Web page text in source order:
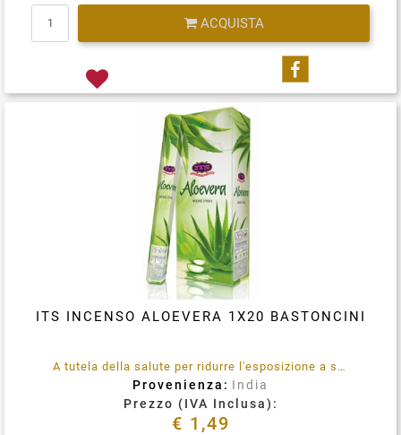
ACQUISTA
Condividi su
ITS INCENSO ALOEVERA 1X20 BASTONCINI
A tutela della salute per ridurre l'esposizione a sostanze emesse durante la combustione (quali benzene e toluene) utilizzare in locali opportunamente ventilati, in maniera assolutamente saltuaria.
Provenienza: India
Prezzo (IVA Inclusa):
€ 1,49